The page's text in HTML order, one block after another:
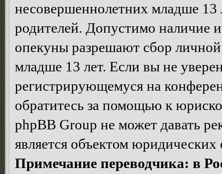
несовершеннолетних младше 13
родителей. Допустимо наличие
опекуны разрешают сбор
младше 13 лет. Если вы не
регистрирующемуся на
обратитесь за помощью к
phpBB Group не может давать
является объектом
Примечание переводчика: в